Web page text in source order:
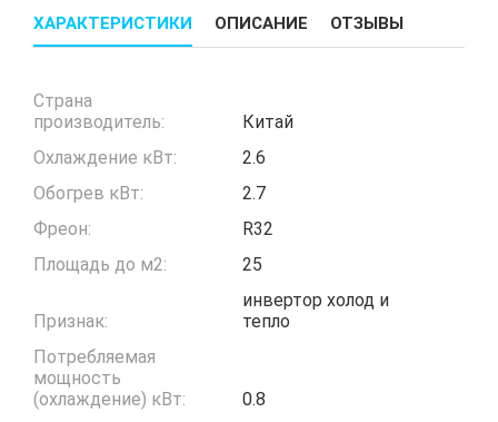
ХАРАКТЕРИСТИКИ ОПИСАНИЕ ОТЗЫВЫ
Страна
производитель:
Китай
Охлаждение кВт:
2.6
Обогрев кВт:
2.7
Фреон:
R32
Площадь до м2:
25
Признак:
инвертор холод и
тепло
Потребляемая
мощность
(охлаждение) кВт:
0.8